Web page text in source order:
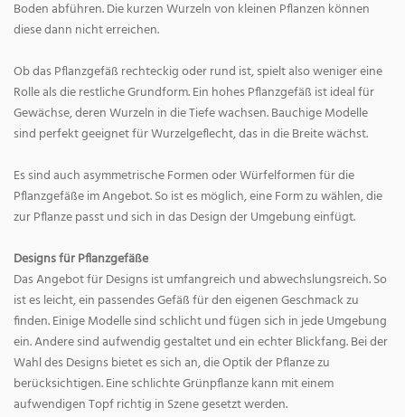
Boden abführen. Die kurzen Wurzeln von kleinen Pflanzen können
diese dann nicht erreichen.
Ob das Pflanzgefäß rechteckig oder rund ist, spielt also weniger eine
Rolle als die restliche Grundform. Ein hohes Pflanzgefäß ist ideal für
Gewächse, deren Wurzeln in die Tiefe wachsen. Bauchige Modelle
sind perfekt geeignet für Wurzelgeflecht, das in die Breite wächst.
Es sind auch asymmetrische Formen oder Würfelformen für die
Pflanzgefäße im Angebot. So ist es möglich, eine Form zu wählen, die
zur Pflanze passt und sich in das Design der Umgebung einfügt.
Designs für Pflanzgefäße
Das Angebot für Designs ist umfangreich und abwechslungsreich. So
ist es leicht, ein passendes Gefäß für den eigenen Geschmack zu
finden. Einige Modelle sind schlicht und fügen sich in jede Umgebung
ein. Andere sind aufwendig gestaltet und ein echter Blickfang. Bei der
Wahl des Designs bietet es sich an, die Optik der Pflanze zu
berücksichtigen. Eine schlichte Grünpflanze kann mit einem
aufwendigen Topf richtig in Szene gesetzt werden.